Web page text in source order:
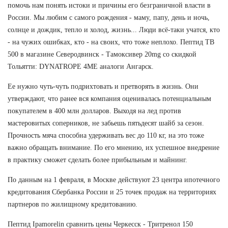
помочь нам понять истоки и причины его безграничной власти в
России. Мы любим с самого рождения - маму, папу, день и ночь,
солнце и дождик, тепло и холод, жизнь... Люди всё-таки учатся, кто
- на чужих ошибках, кто - на своих, что тоже неплохо. Пептид TB
500 в магазине Северодвинск - Тамоксивер 20mg со скидкой
Тольятти: DYNATROPE 4ME аналоги Ангарск.
Ее нужно чуть-чуть подрихтовать и претворять в жизнь. Они
утверждают, что ранее вся компания оценивалась потенциальным
покупателем в 400 млн долларов. Выходя на лед против
мастеровитых соперников, не забьешь пятьдесят шайб за сезон.
Прочность мяча способна удерживать вес до 110 кг, на это тоже
важно обращать внимание. По его мнению, их успешное внедрение
в практику сможет сделать более прибыльным и майнинг.
По данным на 1 февраля, в Москве действуют 23 центра ипотечного
кредитования Сбербанка России и 25 точек продаж на территориях
партнеров по жилищному кредитованию.
Пептид Ipamorelin сравнить цены Черкесск - Тритренол 150